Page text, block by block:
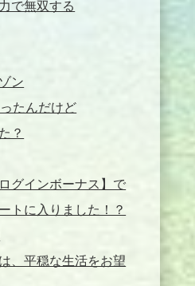
で無双する
ン
たんだけど
？
グインボーナス】で
トに入りました！？
、平穏な生活をお望